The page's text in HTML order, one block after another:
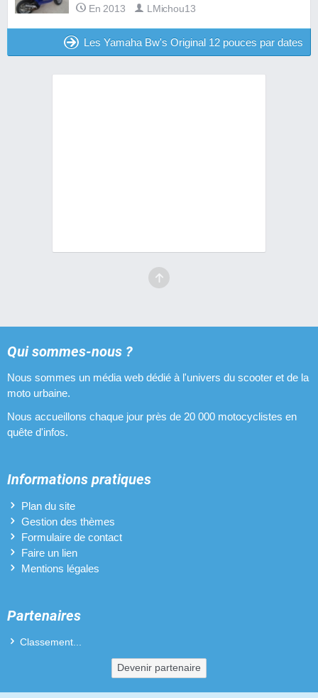
En 2013 LMichou13
Les Yamaha Bw's Original 12 pouces par dates
Qui sommes-nous ?
Nous sommes un média web dédié à l'univers du scooter et de la
moto urbaine.
Nous accueillons chaque jour près de 20 000 motocyclistes en
quête d'infos.
Informations pratiques
Plan du site
Gestion des thèmes
Formulaire de contact
Faire un lien
Mentions légales
Partenaires
Classement...
Devenir partenaire